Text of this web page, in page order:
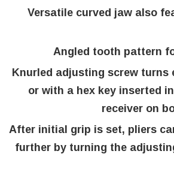
Versatile curved jaw also
Angled tooth pattern
Knurled adjusting screw turns
or with a hex key inserted
receiver on
After initial grip is set, pliers
further by turning the